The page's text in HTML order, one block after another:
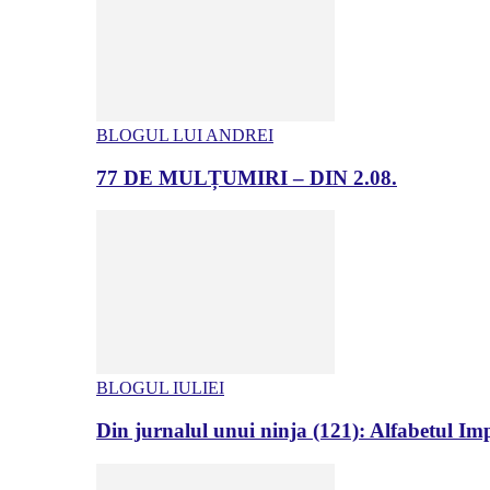
BLOGUL LUI ANDREI
77 DE MULȚUMIRI – DIN 2.08.
BLOGUL IULIEI
Din jurnalul unui ninja (121): Alfabetul